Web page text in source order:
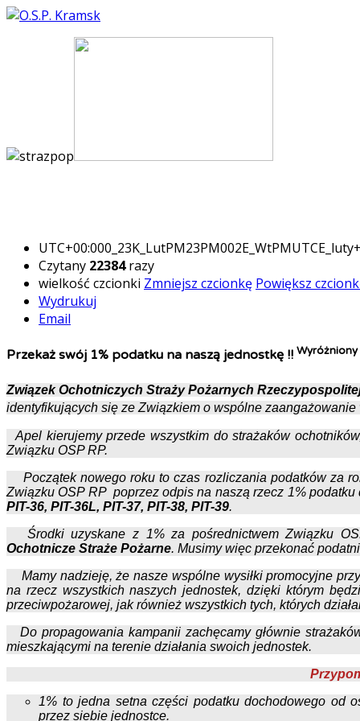
Czytany 22384razy
wielkość czcionki Zmniejsz czcionkę Powiększ
Wydrukuj
Email
Przekaż swój 1% podatku na naszą jednostkę !! Wyróżniony
Związek Ochotniczych Straży Pożarnych
identyfikujących się ze Związkiem o wspólne
Apel kierujemy przede wszystkim do strażaków
Związku OSP RP.
Początek nowego roku to czas rozliczania podatków za
Związku OSP RP poprzez odpis na naszą rzecz 1%
PIT-36, PIT-36L, PIT-37, PIT-38, PIT-39.
Środki uzyskane z 1% za pośrednictwem Związku
Ochotnicze Straże Pożarne. Musimy więc przekonać
Mamy nadzieję, że nasze wspólne wysiłki promocyjne
na rzecz wszystkich naszych jednostek, dzięki którym
przeciwpożarowej, jak również wszystkich tych, których
Do propagowania kampanii zachęcamy głównie
mieszkającymi na terenie działania swoich jednostek.
1% to jedna setna części podatku dochodowego od
przez siebie jednostce.